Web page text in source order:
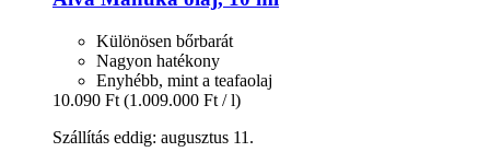
Különösen bőrbarát
Nagyon hatékony
Enyhébb, mint a teafaolaj
10.090 Ft (1.009.000 Ft / l)
Szállítás eddig: augusztus 11.